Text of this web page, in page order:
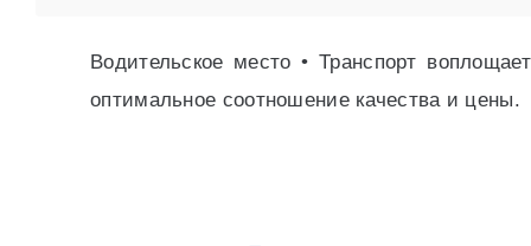
Водительское место • Транспорт
оптимальное соотношение качества и цены.